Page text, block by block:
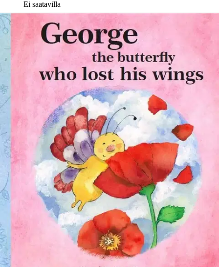
Ei saatavilla
Tuotekuvaus
Nyt Perhonen joka kadotti siipensä kirja englannin kielellä. Teksti
soveltuu mitä parhaimmin A1 kielen oppimiseen tai muuten vain
luettavaksi ja kuunneltavaksi. Kirja sisältää myös Pöllövaarin laulun
englanniksi tulkittuna, nuotit, sanat ja Qr-koodilla ladattavan
äänitiedoston. Kirjan loppuun on lisätty kuvasanasto-
Picturedictionary, missä sadun keskeiset sanat kuvitettuna ja
englanniksi kirjoitettuna ja lausuttuna. Tarina Onni perhosesta ja
viisaasta Pöllövaarista johdattaa Mesimetsään.Yötaivasta valaisee
täysikuu. Metsästä kantautuu Onnin korviin kutsuva laulu.
Pöllövaari opastaa Onnia löytämään itselle tärkeät asiat. Juuri ne,
jotka tekevät Onnin iloiseksi ja hänen elämänsä oman näköiseksi.
The story of George the butterfly and the wise Grandpa Owl leads
the reader to the Honey Woods. Full moon lights up the night sky.
George hears an inviting song from the forest. The Grandpa Owl
guides George to find those things in life that matter the most to him.
Exactly those that make George happy and his life to look like his
tuotekuvausta